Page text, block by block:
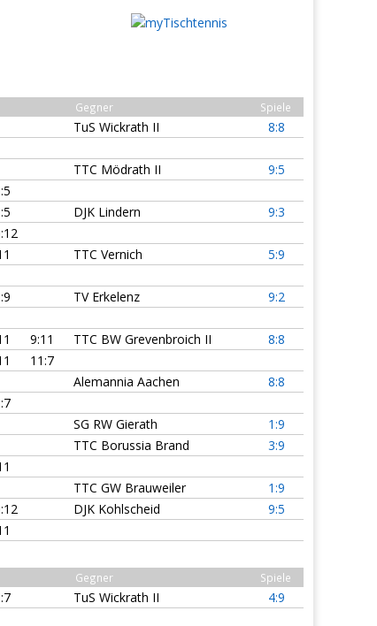
Gegner Spiele
TuS Wickrath II
8:8
TTC Mödrath II
9:5
DJK Lindern
9:3
TTC Vernich
5:9
TV Erkelenz
9:2
9:11 TTC BW Grevenbroich II
8:8
11:7
Alemannia Aachen
8:8
SG RW Gierath
1:9
TTC Borussia Brand
3:9
TTC GW Brauweiler
1:9
DJK Kohlscheid
9:5
Gegner Spiele
TuS Wickrath II
4:9